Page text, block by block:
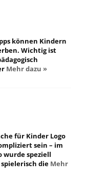
können Kindern
Wichtig ist
Mehr dazu »
für Kinder Logo
sein – im
wurde speziell
die Mehr